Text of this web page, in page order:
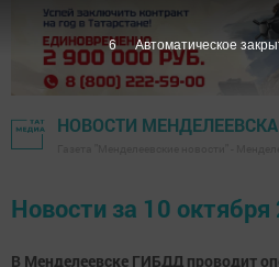
НОВОСТИ МЕНДЕЛЕЕВСКА
Новости за 10 октября
В Менделеевске ГИБДД проводит
6 Автоматическое